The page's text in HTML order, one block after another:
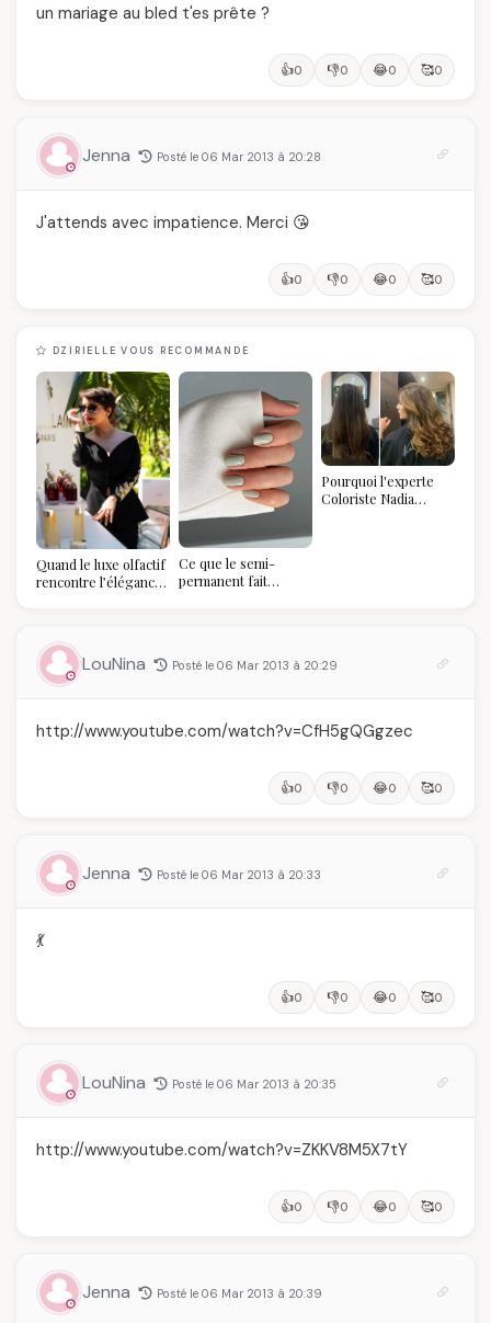
un mariage au bled t'es prête ?
👍0 👎0 😂0 🥰0
Jenna Posté le 06 Mar 2013 à 20:28
J'attends avec impatience. Merci 😘
👍0 👎0 😂0 🥰0
DZIRIELLE VOUS RECOMMANDE
Quand le luxe olfactif
rencontre l’élégance
temps
Ce que le semi-
permanent fait
Pourquoi l'experte
Coloriste Nadia
LouNina Posté le 06 Mar 2013 à 20:29
http://www.youtube.com/watch?v=CfH5gQGgzec
👍0 👎0 😂0 🥰0
Jenna Posté le 06 Mar 2013 à 20:33
💃
👍0 👎0 😂0 🥰0
LouNina Posté le 06 Mar 2013 à 20:35
http://www.youtube.com/watch?v=ZKKV8M5X7tY
👍0 👎0 😂0 🥰0
Jenna Posté le 06 Mar 2013 à 20:39